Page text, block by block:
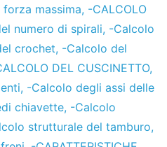
massima, -CALCOLO
numero di spirali, -Calcolo
crochet, -Calcolo del
DEL CUSCINETTO,
, -Calcolo degli assi delle
chiavette, -Calcolo
strutturale del tamburo,